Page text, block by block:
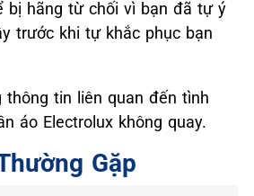
bị hãng từ chối vì bạn đã tự ý
trước khi tự khắc phục bạn
thông tin liên quan đến tình
áo Electrolux không quay.
Gặp